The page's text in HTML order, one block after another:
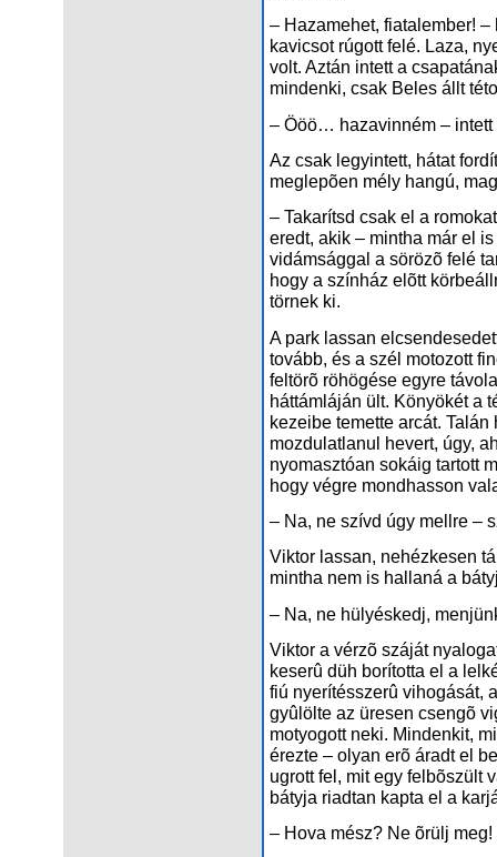
– Hazamehet, fiatalember!
kavicsot rúgott felé. Laza,
volt. Aztán intett a
mindenki, csak Beles állt
– Ööö… hazavinném – intett
Az csak legyintett, hátat
meglepõen mély hangú,
– Takarítsd csak el a
eredt, akik – mintha már el
vidámsággal a sörözõ felé
hogy a színház elõtt
törnek ki.
A park lassan
tovább, és a szél motozott
feltörõ röhögése egyre
háttámláján ült. Könyökét a
kezeibe temette arcát.
mozdulatlanul hevert, úgy,
nyomasztóan sokáig tartott
hogy végre mondhasson
– Na, ne szívd úgy mellre –
Viktor lassan, nehézkesen
mintha nem is hallaná a
– Na, ne hülyéskedj,
Viktor a vérzõ száját
keserû düh borította el a
fiú nyerítésszerû vihogását,
gyûlölte az üresen csengõ
motyogott neki. Mindenkit,
érezte – olyan erõ áradt el
ugrott fel, mit egy felbõszült
bátyja riadtan kapta el a
– Hova mész? Ne õrülj meg!